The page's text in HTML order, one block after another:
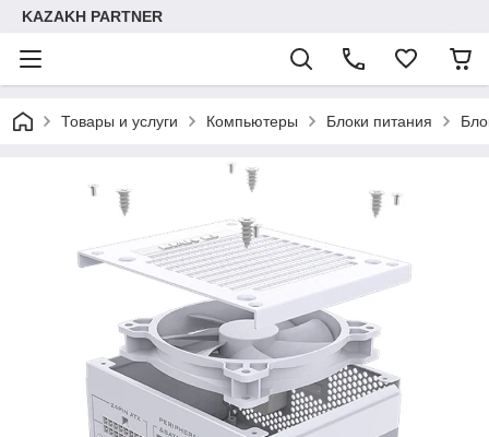
KAZAKH PARTNER
Товары и услуги Компьютеры Блоки питания